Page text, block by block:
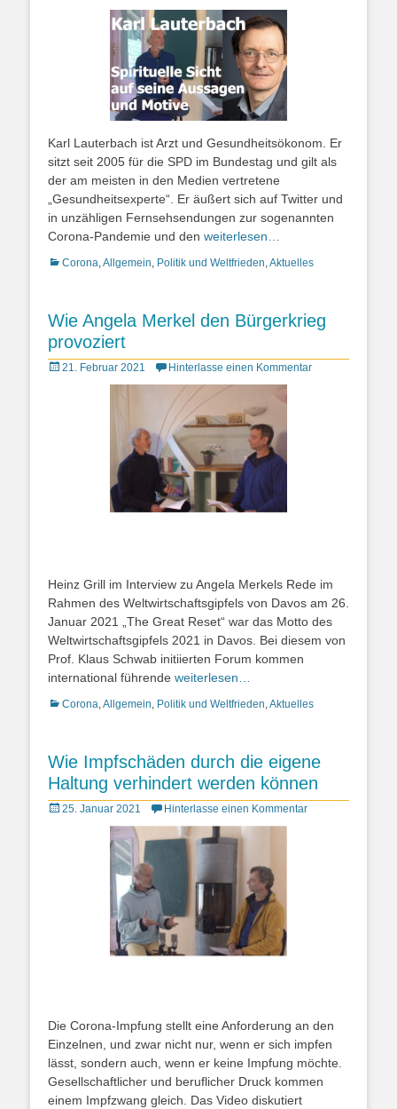
Karl Lauterbach ist Arzt und Gesundheitsökonom. Er
sitzt seit 2005 für die SPD im Bundestag und gilt als
der am meisten in den Medien vertretene
„Gesundheitsexperte“. Er äußert sich auf Twitter und
in unzähligen Fernsehsendungen zur sogenannten
Corona-Pandemie und den weiterlesen…
Kategorien
Corona,Allgemein, Politik und Weltfrieden,Aktuelles
Wie Angela Merkel den Bürgerkrieg
provoziert
Posted21. Februar 2021 Hinterlasse einen Kommentar
Heinz Grill im Interview zu Angela Merkels Rede im
Rahmen des Weltwirtschaftsgipfels von Davos am 26.
Januar 2021 „The Great Reset“ war das Motto des
Weltwirtschaftsgipfels 2021 in Davos. Bei diesem von
Prof. Klaus Schwab initiierten Forum kommen
international führende weiterlesen…
Kategorien
Corona,Allgemein, Politik und Weltfrieden,Aktuelles
Wie Impfschäden durch die eigene
Haltung verhindert werden können
Posted
25. Januar 2021 Hinterlasse einen Kommentar
Die Corona-Impfung stellt eine Anforderung an den
Einzelnen, und zwar nicht nur, wenn er sich impfen
lässt, sondern auch, wenn er keine Impfung möchte.
Gesellschaftlicher und beruflicher Druck kommen
einem Impfzwang gleich. Das Video diskutiert